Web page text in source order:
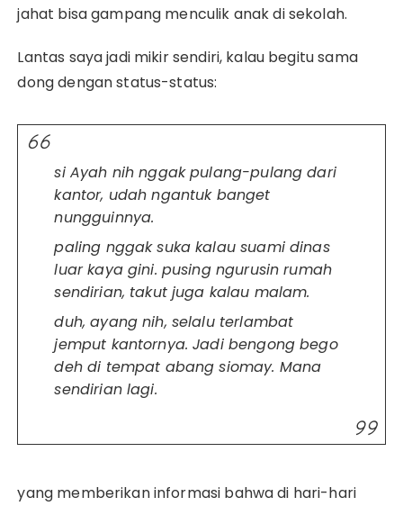
jahat bisa gampang menculik anak di sekolah.
Lantas saya jadi mikir sendiri, kalau begitu sama
dong dengan status-status:
si Ayah nih nggak pulang-pulang dari
kantor, udah ngantuk banget
nungguinnya.
paling nggak suka kalau suami dinas
luar kaya gini. pusing ngurusin rumah
sendirian, takut juga kalau malam.
duh, ayang nih, selalu terlambat
jemput kantornya. Jadi bengong bego
deh di tempat abang siomay. Mana
sendirian lagi.
yang memberikan informasi bahwa di hari-hari